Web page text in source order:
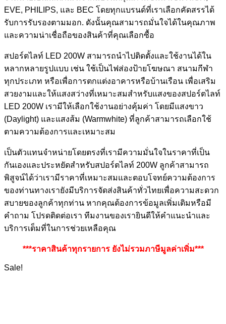
EVE, PHILIPS, และ BEC โดยทุกแบรนด์ที่เราเลือกคัดสรรได้
รับการรับรองตามมอก. ดังนั้นคุณสามารถมั่นใจได้ในคุณภาพ
และความน่าเชื่อถือของสินค้าที่คุณเลือกซื้อ
สปอร์ตไลท์ LED 200W สามารถนำไปติดตั้งและใช้งานได้ใน
หลากหลายรูปแบบ เช่น ใช้เป็นไฟส่องป้ายโฆษณา สนามกีฬา
ทุกประเภท หรือเพื่อการตกแต่งอาคารหรือบ้านเรือน เพื่อเสริม
สวยงามและให้แสงสว่างที่เหมาะสมสำหรับแสงของสปอร์ตไลท์
LED 200W เรามีให้เลือกใช้งานอย่างคุ้มค่า โดยมีแสงขาว
(Daylight) และแสงส้ม (Warmwhite) ที่ลูกค้าสามารถเลือกใช้
ตามความต้องการและเหมาะสม
เป็นตัวแทนจำหน่ายโดยตรงที่เรามีความมั่นใจในราคาที่เป็น
กันเองและประหยัดสำหรับสปอร์ตไลท์ 200W ลูกค้าสามารถ
พิสูจน์ได้ว่าเรามีราคาที่เหมาะสมและตอบโจทย์ความต้องการ
ของท่านทางเรายังมีบริการจัดส่งสินค้าทั่วไทยเพื่อความสะดวก
สบายของลูกค้าทุกท่าน หากคุณต้องการข้อมูลเพิ่มเติมหรือมี
คำถาม โปรดติดต่อเรา ทีมงานของเรายินดีให้คำแนะนำและ
บริการเต็มที่ในการช่วยเหลือคุณ
***ราคาสินค้าทุกรายการ ยังไม่รวมภาษีมูลค่าเพิ่ม***
Sale!